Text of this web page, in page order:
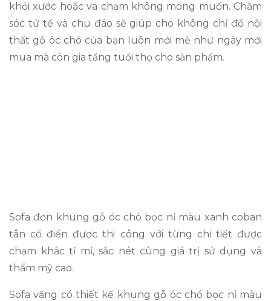
khỏi xước hoặc va chạm không mong muốn. Chăm
sóc tử tế và chu đáo sẽ giúp cho không chỉ đồ nội
thất gỗ óc chó của bạn luôn mới mẻ như ngày mới
mua mà còn gia tăng tuổi thọ cho sản phẩm.
Sofa đơn khung gỗ óc chó bọc nỉ màu xanh coban
tân cổ điển được thi công với từng chi tiết được
chạm khắc tỉ mỉ, sắc nét cùng giá trị sử dụng và
thẩm mỹ cao.
Sofa văng có thiết kế khung gỗ óc chó bọc nỉ màu